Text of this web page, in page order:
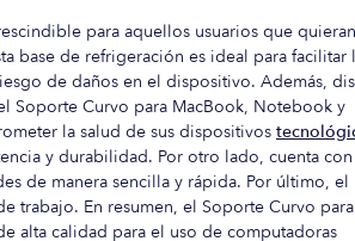
para aquellos usuarios que quieran
base de refrigeración es ideal para facilitar
de daños en el dispositivo. Además,
Soporte Curvo para MacBook, Notebook y
la salud de sus dispositivos
y durabilidad. Por otro lado, cuenta
de manera sencilla y rápida. Por último, el
trabajo. En resumen, el Soporte Curvo para
alta calidad para el uso de computadoras